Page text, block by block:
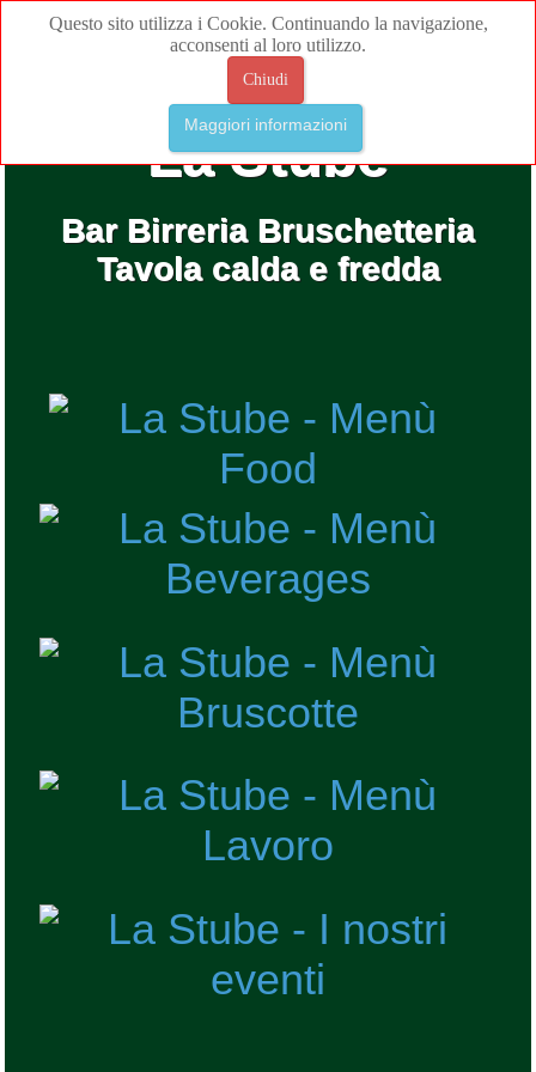
Questo sito utilizza i Cookie. Continuando la navigazione,
acconsenti al loro utilizzo.
Chiudi
Maggiori informazioni
La Stube
Bar Birreria Bruschetteria
Tavola calda e fredda